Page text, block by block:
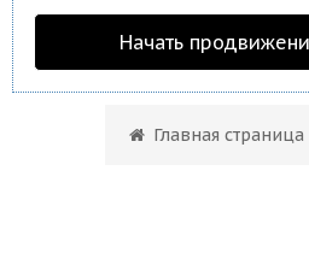
Начать
Главная страница